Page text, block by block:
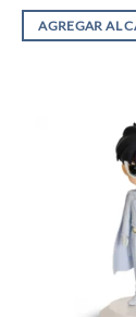
AGREGAR AL